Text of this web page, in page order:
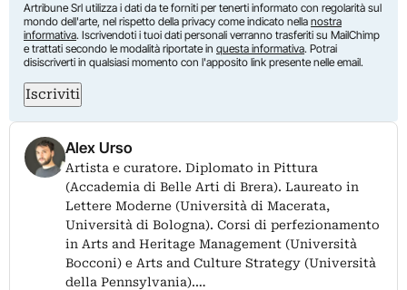
Artribune Srl utilizza i dati da te forniti per tenerti informato con regolarità sul
mondo dell'arte, nel rispetto della privacy come indicato nella nostra
informativa. Iscrivendoti i tuoi dati personali verranno trasferiti su MailChimp
e trattati secondo le modalità riportate in questa informativa. Potrai
disiscriverti in qualsiasi momento con l'apposito link presente nelle email.
Iscriviti
Alex Urso
Artista e curatore. Diplomato in Pittura
(Accademia di Belle Arti di Brera). Laureato in
Lettere Moderne (Università di Macerata,
Università di Bologna). Corsi di perfezionamento
in Arts and Heritage Management (Università
Bocconi) e Arts and Culture Strategy (Università
della Pennsylvania).…